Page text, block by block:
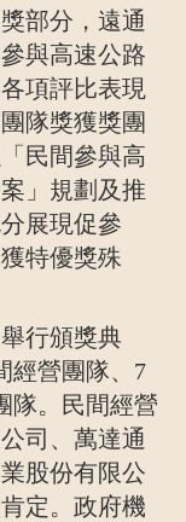
部分，遠通
與高速公路
項評比表現
隊獎獲獎團
民間參與高
」規劃及推
展現促參
特優獎殊
舉行頒獎典
經營團隊、 7
隊。民間經營
司、萬達通
股份有限公
定。政府機